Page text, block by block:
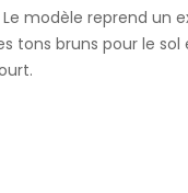
modèle reprend un
bruns pour le sol